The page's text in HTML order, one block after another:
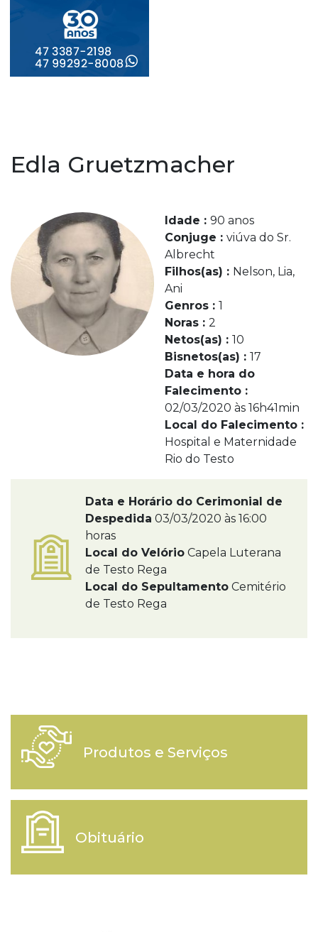
Edla Gruetzmacher
Idade : 90 anos
Conjuge : viúva do Sr.
Albrecht
Filhos(as) : Nelson, Lia,
Ani
Genros : 1
Noras : 2
Netos(as) : 10
Bisnetos(as) : 17
Data e hora do
Falecimento :
02/03/2020 às 16h41min
Local do Falecimento :
Hospital e Maternidade
Rio do Testo
Data e Horário do Cerimonial de
Despedida 03/03/2020 às 16:00
horas
Local do Velório Capela Luterana
de Testo Rega
Local do Sepultamento Cemitério
de Testo Rega
Produtos e Serviços
Obituário